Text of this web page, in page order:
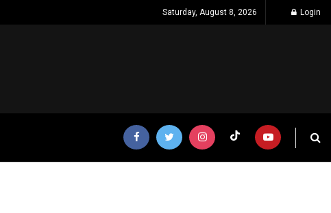
Saturday, August 8, 2026 Login